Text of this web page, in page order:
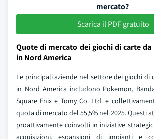
mercato?
Scarica il PDF gratuito
Quote di mercato dei giochi di carte
in Nord America
Le principali aziende nel settore dei giochi di
in Nord America includono Pokemon,
Square Enix e Tomy Co. Ltd. e
quota di mercato del 55,5% nel 2025. Questi
proattivamente coinvolti in iniziative
acquisizioni, espansioni di impianti e